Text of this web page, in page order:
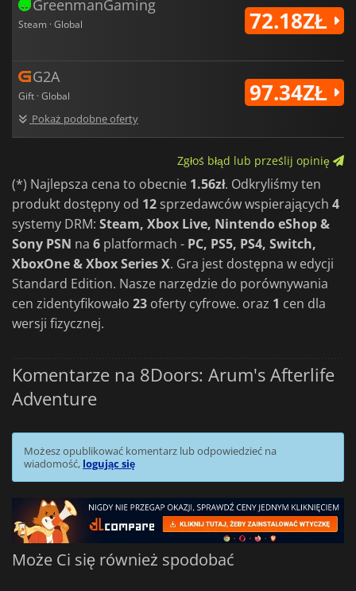
GreenmanGaming
Steam · Global 72.18ZŁ
G2A
Gift · Global
Pokaż podobne oferty
97.34ZŁ
Zgłoś błąd lub prześlij opinię
(*) Najlepsza cena to obecnie 1.56zł. Odkryliśmy ten
produkt dostępny od 12 sprzedawców wspierających 4
systemy DRM: Steam, Xbox Live, Nintendo eShop &
Sony PSN na 6 platformach - PC, PS5, PS4, Switch,
XboxOne & Xbox Series X. Gra jest dostępna w edycji
Standard Edition. Nasze narzędzie do porównywania
cen zidentyfikowało 23 oferty cyfrowe. oraz 1 cen dla
wersji fizycznej.
Komentarze na 8Doors: Arum's Afterlife
Adventure
Możesz opublikować komentarz lub odpowiedzieć na
wiadomość, logując się
Może Ci się również spodobać